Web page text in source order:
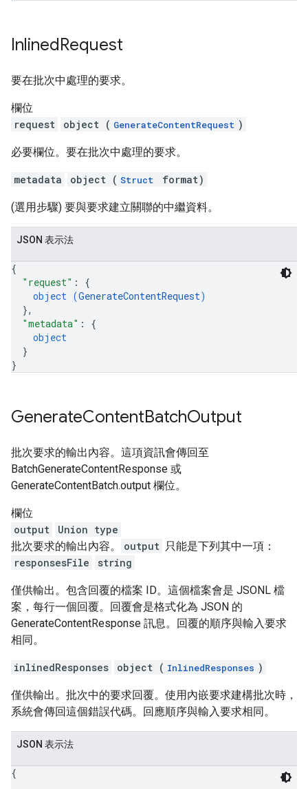
InlinedRequest
要在批次中處理的要求。
欄位
request
object ( GenerateContentRequest )
必要欄位。要在批次中處理的要求。
metadata object ( Struct format)
(選用步驟) 要與要求建立關聯的中繼資料。
JSON 表示法
{
"request" : {
object (GenerateContentRequest)
},
"metadata" : {
object
}
}
GenerateContentBatchOutput
批次要求的輸出內容。這項資訊會傳回至
BatchGenerateContentResponse 或
GenerateContentBatch.output 欄位。
欄位
output
Union type
批次要求的輸出內容。
output 只能是下列其中一項：
responsesFile
string
僅供輸出。包含回覆的檔案 ID。這個檔案會是 JSONL 檔
案，每行一個回覆。回覆會是格式化為 JSON 的
GenerateContentResponse 訊息。回覆的順序與輸入要求
相同。
inlinedResponses object ( InlinedResponses )
僅供輸出。批次中的要求回覆。使用內嵌要求建構批次時，
系統會傳回這個錯誤代碼。回應順序與輸入要求相同。
JSON 表示法
{